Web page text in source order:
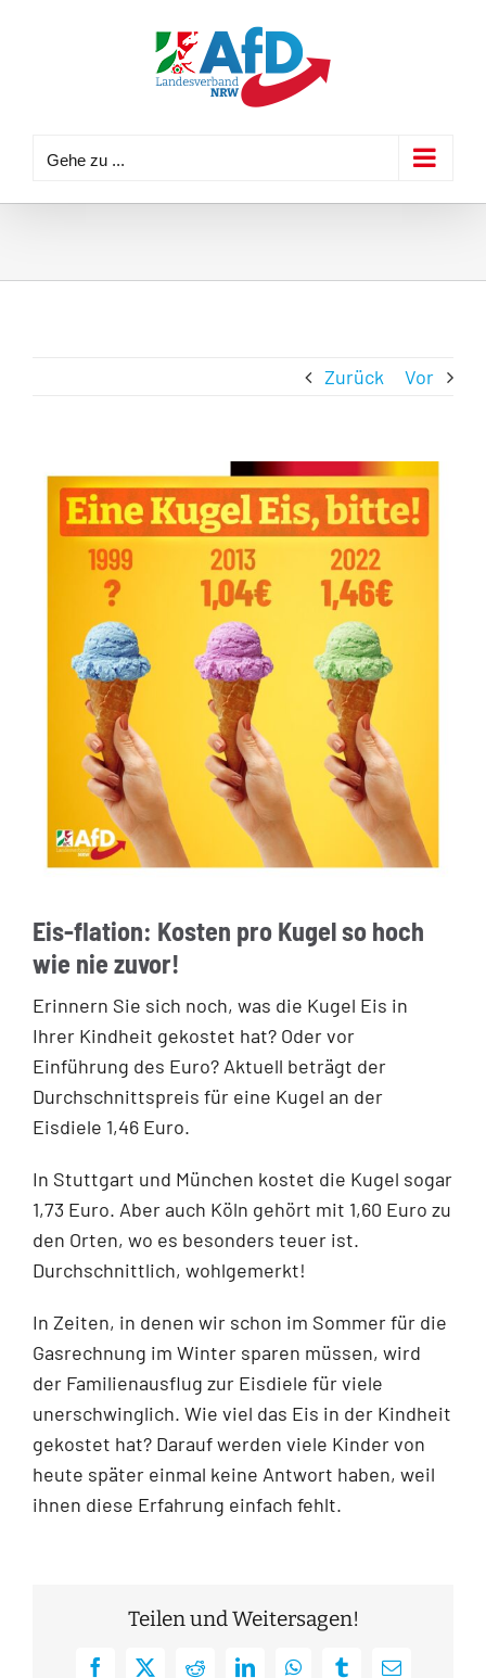
Gehe zu ...
Zurück Vor
Eis-flation: Kosten pro Kugel so hoch
wie nie zuvor!
Erinnern Sie sich noch, was die Kugel Eis in
Ihrer Kindheit gekostet hat? Oder vor
Einführung des Euro? Aktuell beträgt der
Durchschnittspreis für eine Kugel an der
Eisdiele 1,46 Euro.
In Stuttgart und München kostet die Kugel sogar
1,73 Euro. Aber auch Köln gehört mit 1,60 Euro zu
den Orten, wo es besonders teuer ist.
Durchschnittlich, wohlgemerkt!
In Zeiten, in denen wir schon im Sommer für die
Gasrechnung im Winter sparen müssen, wird
der Familienausflug zur Eisdiele für viele
unerschwinglich. Wie viel das Eis in der Kindheit
gekostet hat? Darauf werden viele Kinder von
heute später einmal keine Antwort haben, weil
ihnen diese Erfahrung einfach fehlt.
Teilen und Weitersagen!